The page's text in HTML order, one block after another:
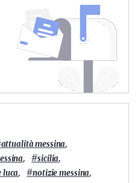
attualità messina,
, #sicilia,
luca, #notizie messina,